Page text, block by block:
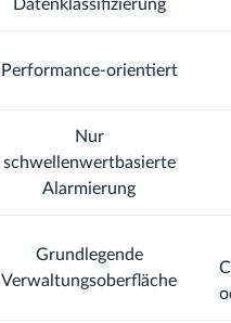
Datenklassifizierung
Performance‑orientiert
Nur
schwellenwertbasierte
Alarmierung
Grundlegende
Verwaltungsoberfläche